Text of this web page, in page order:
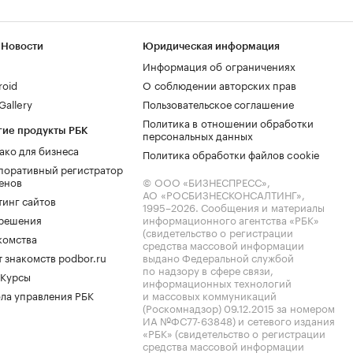
продукты РБК
для бизнеса
регистратор
сайтов
знакомств podbor.ru
управления РБК
Юридическая информация
Информация об ограничениях
О соблюдении авторских прав
Пользовательское соглашение
Политика в отношении обработки
персональных данных
Политика обработки файлов cookie
© ООО «БИЗНЕСПРЕСС»,
АО «РОСБИЗНЕСКОНСАЛТИНГ»,
1995–2026. Сообщения и материалы
информационного агентства «РБК»
(свидетельство о регистрации
средства массовой информации
выдано Федеральной службой
по надзору в сфере связи,
информационных технологий
и массовых коммуникаций
(Роскомнадзор) 09.12.2015 за номером
ИА №ФС77-63848) и сетевого издания
«РБК» (свидетельство о регистрации
средства массовой информации